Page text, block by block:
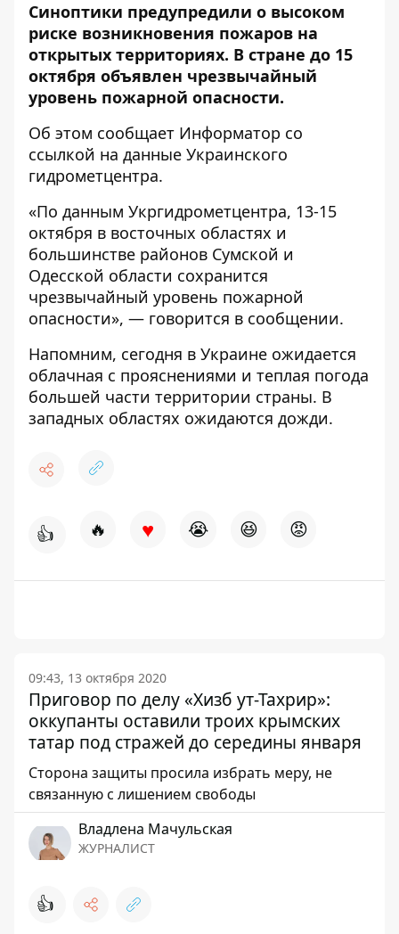
Синоптики предупредили о высоком
риске возникновения пожаров на
открытых территориях. В стране до 15
октября объявлен чрезвычайный
уровень пожарной опасности.
Об этом сообщает Информатор со
ссылкой на данные Украинского
гидрометцентра.
«По данным Укргидрометцентра, 13-15
октября в восточных областях и
большинстве районов Сумской и
Одесской области сохранится
чрезвычайный уровень пожарной
опасности», — говорится в сообщении.
Напомним, сегодня в Украине ожидается
облачная с прояснениями и теплая погода
большей части территории страны. В
западных областях ожидаются дожди.
👍 🔥 ♥ 😭 😆 😡
09:43, 13 октября 2020
Приговор по делу «Хизб ут-Тахрир»:
оккупанты оставили троих крымских
татар под стражей до середины января
Сторона защиты просила избрать меру, не
связанную с лишением свободы
Владлена Мачульская
ЖУРНАЛИСТ
👍